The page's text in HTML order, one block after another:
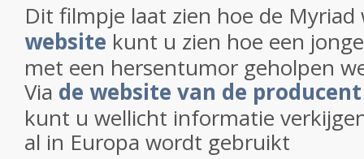
Dit filmpje laat zien hoe de
website kunt u zien hoe een
met een hersentumor geholpen
Via de website van de
kunt u wellicht informatie
al in Europa wordt gebruikt